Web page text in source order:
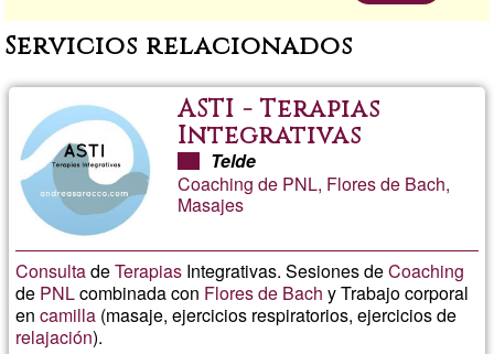
Servicios relacionados
ASTI - Terapias
Integrativas
Telde
Coaching de PNL, Flores de Bach,
Masajes
ConsultadeTerapias Integrativas. Sesiones deCoaching
de PNLcombinada con Flores de Bach y Trabajo corporal
encamilla (masaje, ejercicios respiratorios, ejercicios de
relajación).